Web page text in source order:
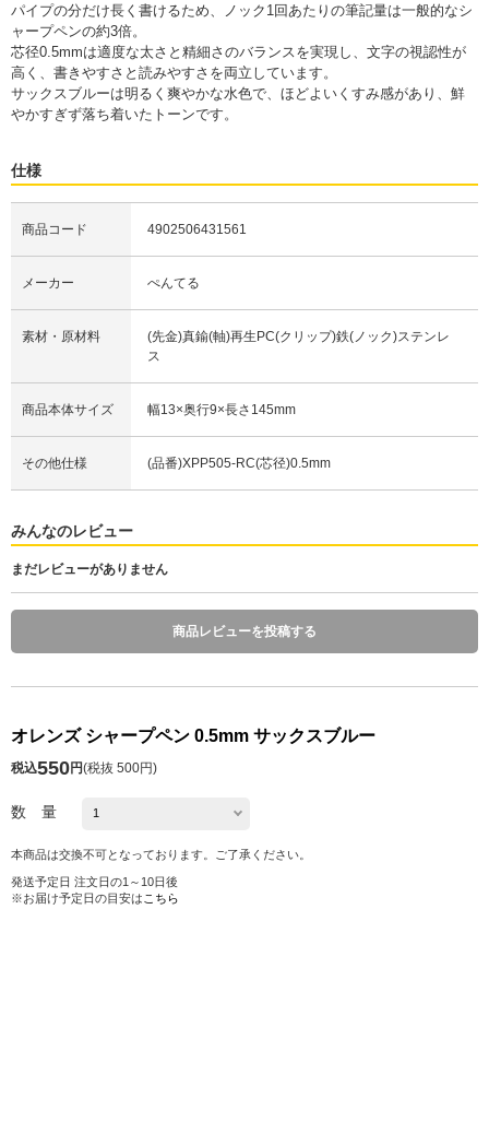
パイプの分だけ長く書けるため、ノック1回あたりの筆記量は一般的なシ
ャープペンの約3倍。
芯径0.5mmは適度な太さと精細さのバランスを実現し、文字の視認性が
高く、書きやすさと読みやすさを両立しています。
サックスブルーは明るく爽やかな水色で、ほどよいくすみ感があり、鮮
やかすぎず落ち着いたトーンです。
仕様
商品コード 4902506431561
メーカー ぺんてる
素材・原材料
(先金)真鍮(軸)再生PC(クリップ)鉄(ノック)ステンレ
ス
商品本体サイズ 幅13×奥行9×長さ145mm
その他仕様 (品番)XPP505-RC(芯径)0.5mm
みんなのレビュー
まだレビューがありません
商品レビューを投稿する
オレンズ シャープペン 0.5mm サックスブルー
税込550円(税抜 500円)
数 量
本商品は交換不可となっております。ご了承ください。
発送予定日 注文日の1～10日後
※お届け予定日の目安は こちら